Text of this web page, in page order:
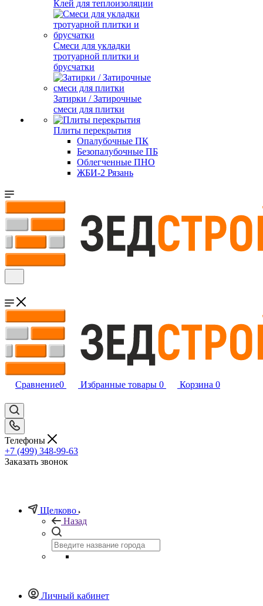
Клей для теплоизоляции
Смеси для укладки
тротуарной плитки и
брусчатки
Затирки / Затирочные
смеси для плитки
Плиты перекрытия
Опалубочные ПК
Безопалубочные ПБ
Облегченные ПНО
ЖБИ-2 Рязань
Сравнение0 Избранные товары 0 Корзина 0
Телефоны
+7 (499) 348-99-63
Заказать звонок
Щелково
Назад
Личный кабинет